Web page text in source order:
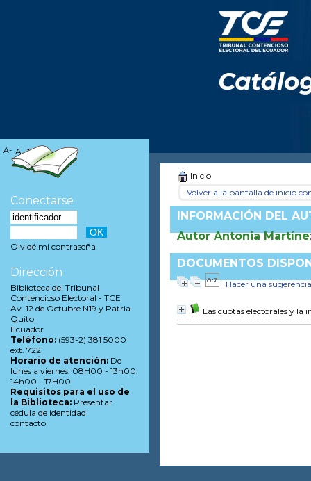
Inicio
Volver a la pantalla de inicio
INFORMACIÓN DEL
Autor Antonia
DOCUMENTOS
Hacer una sugerencia
Las cuotas electorales y la
A- A A+
Conectarse
Olvidé mi contraseña
Dirección
Biblioteca del Tribunal
Contencioso Electoral - TCE
Av. 12 de Octubre N19 y Patria
Quito
Ecuador
Teléfono: (593-2) 381 5000
ext. 722
Horario de atención: De
lunes a viernes: 08H00 - 13h00,
14h00 - 17H00
Requisitos para el uso de
la Biblioteca: Presentar
cédula de identidad
contacto